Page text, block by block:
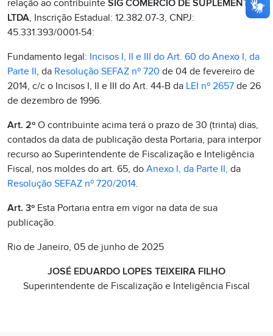
relação ao contribuinte SIG COMERCIO DE SUPLEMENTOS
LTDA, Inscrição Estadual: 12.382.07-3, CNPJ:
45.331.393/0001-54:
Fundamento legal: Incisos I, II e III do Art. 60 do Anexo I, da
Parte II, da Resolução SEFAZ nº 720 de 04 de fevereiro de
2014, c/c o Incisos I, II e III do Art. 44-B da LEI nº 2657 de 26
de dezembro de 1996.
Art. 2º O contribuinte acima terá o prazo de 30 (trinta) dias,
contados da data de publicação desta Portaria, para interpor
recurso ao Superintendente de Fiscalização e Inteligência
Fiscal, nos moldes do art. 65, do Anexo I, da Parte II, da
Resolução SEFAZ nº 720/2014.
Art. 3º Esta Portaria entra em vigor na data de sua
publicação.
Rio de Janeiro, 05 de junho de 2025
JOSÉ EDUARDO LOPES TEIXEIRA FILHO
Superintendente de Fiscalização e Inteligência Fiscal